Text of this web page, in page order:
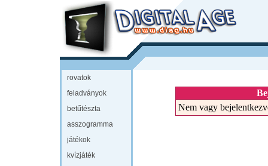
rovatok
feladványok
betűtészta
asszogramma
játékok
kvízjáték
Nem vagy